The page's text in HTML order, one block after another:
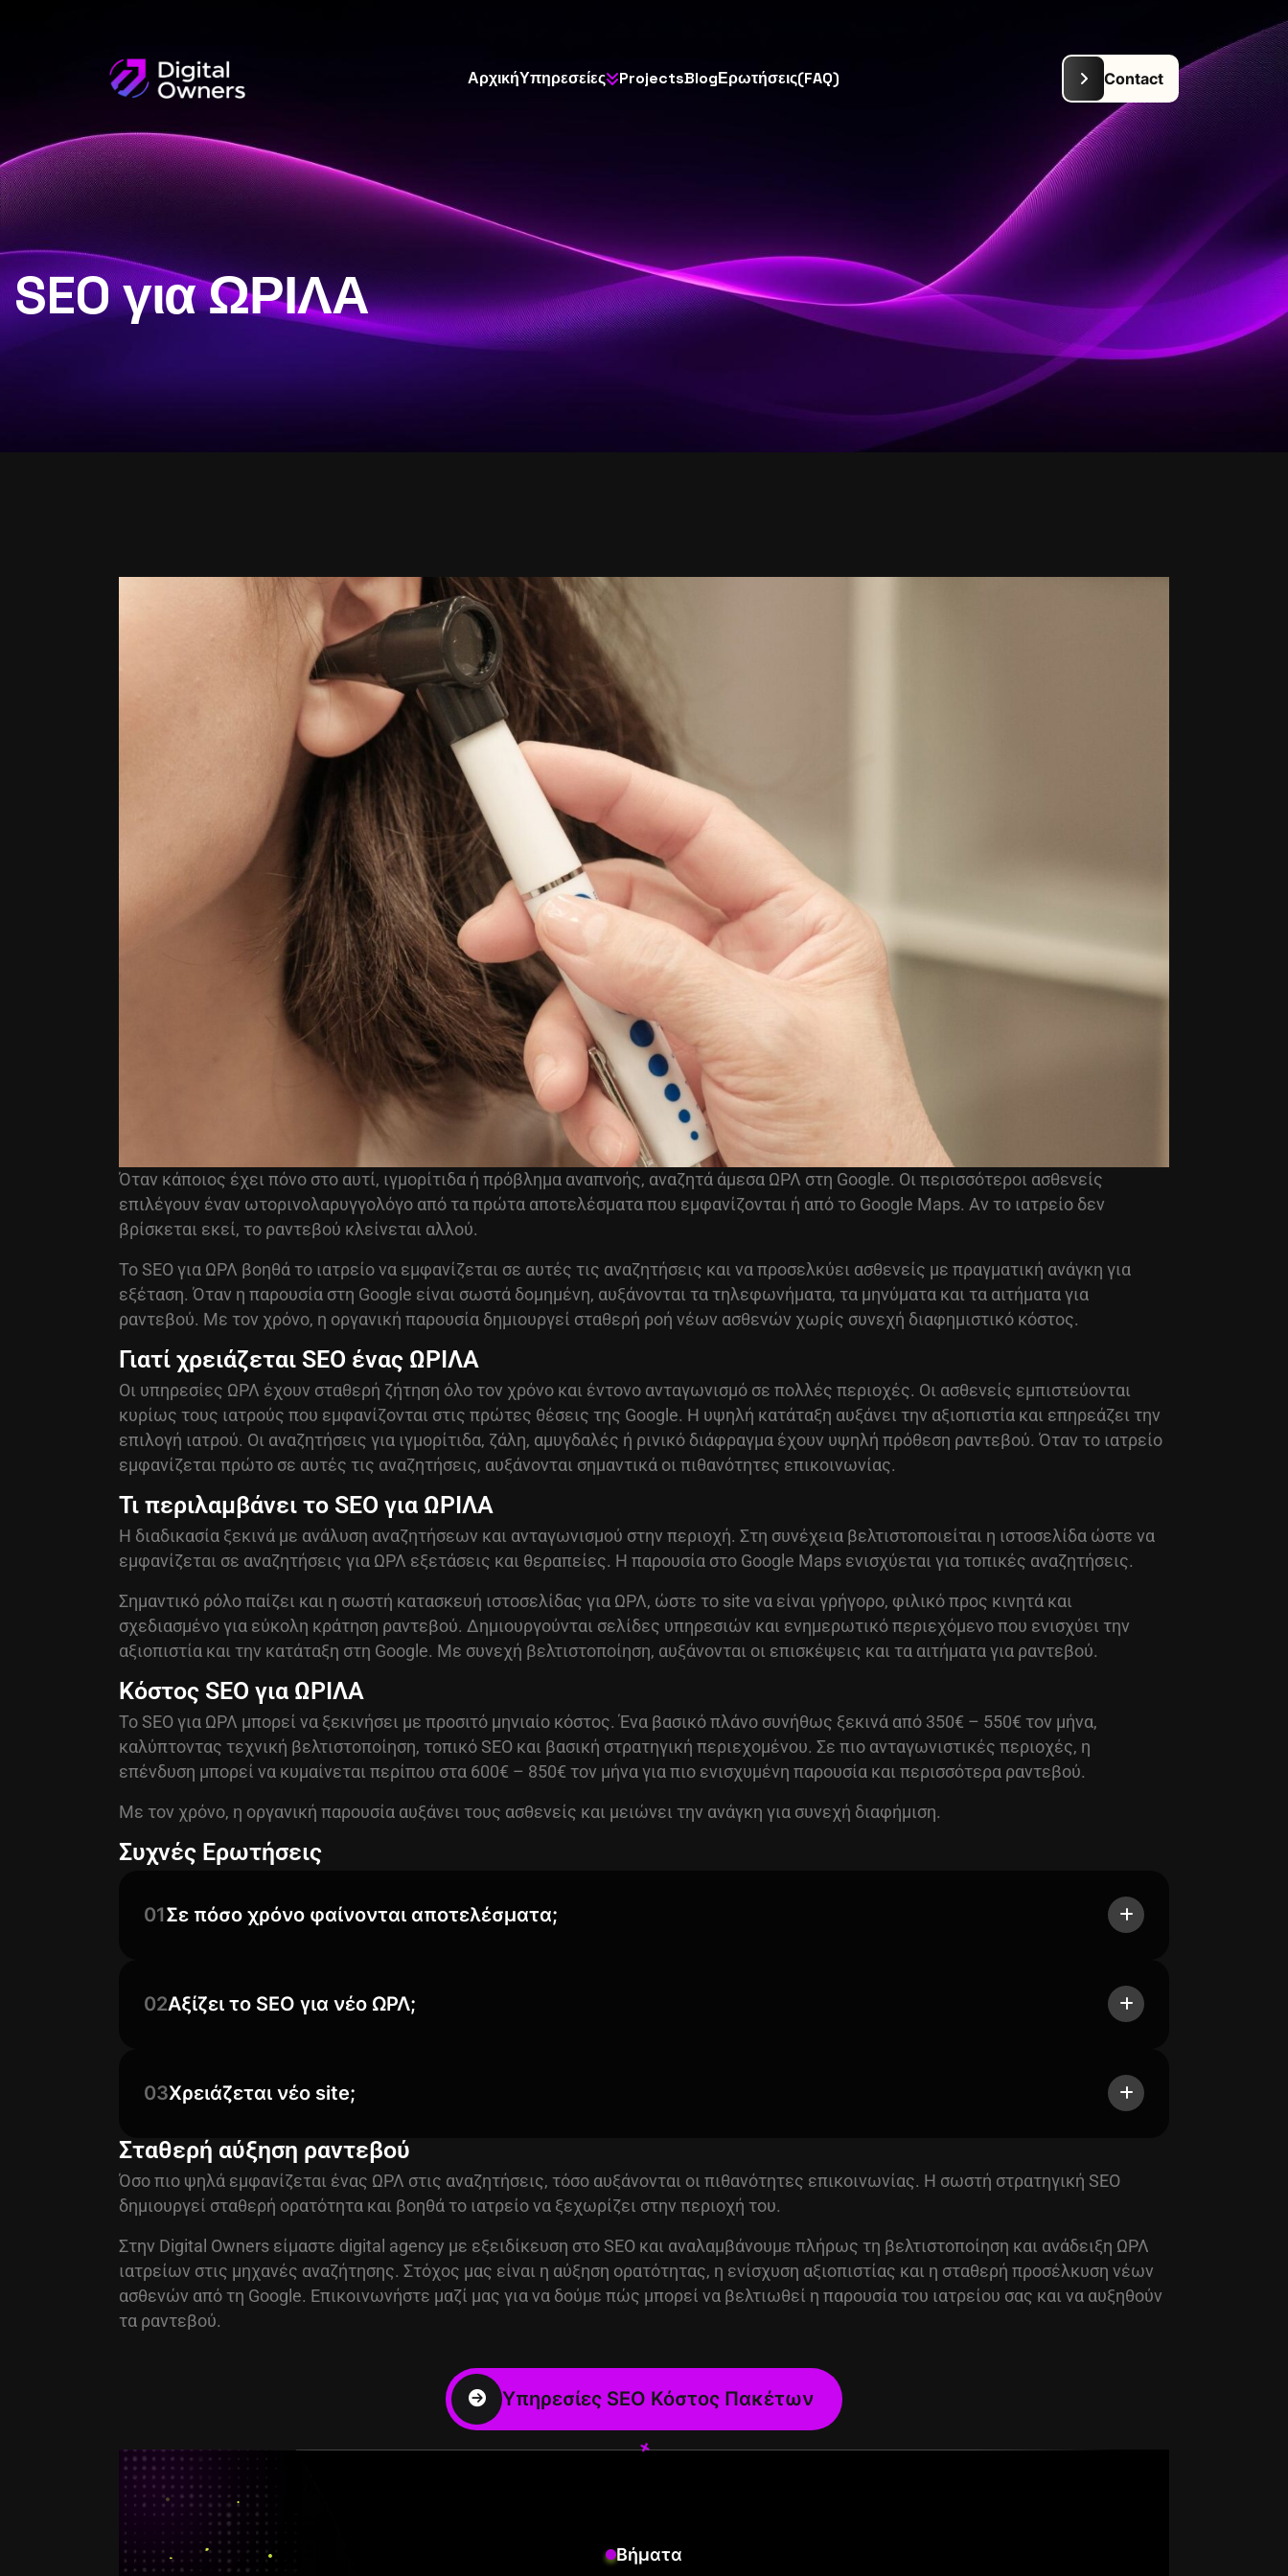
ΑρχικήΥπηρεσείες ProjectsBlogΕρωτήσεις(FAQ)
SEO για ΩΡΙΛΑ
Όταν κάποιος έχει πόνο στο αυτί, ιγμορίτιδα ή πρόβλημα αναπνοής, αναζητά άμεσα ΩΡΛ στη Google. Οι περισσότεροι ασθενείς
επιλέγουν έναν ωτορινολαρυγγολόγο από τα πρώτα αποτελέσματα που εμφανίζονται ή από το Google Maps. Αν το ιατρείο δεν
βρίσκεται εκεί, το ραντεβού κλείνεται αλλού.
Το SEO για ΩΡΛ βοηθά το ιατρείο να εμφανίζεται σε αυτές τις αναζητήσεις και να προσελκύει ασθενείς με πραγματική ανάγκη για
εξέταση. Όταν η παρουσία στη Google είναι σωστά δομημένη, αυξάνονται τα τηλεφωνήματα, τα μηνύματα και τα αιτήματα για
ραντεβού. Με τον χρόνο, η οργανική παρουσία δημιουργεί σταθερή ροή νέων ασθενών χωρίς συνεχή διαφημιστικό κόστος.
Γιατί χρειάζεται SEO ένας ΩΡΙΛΑ
Οι υπηρεσίες ΩΡΛ έχουν σταθερή ζήτηση όλο τον χρόνο και έντονο ανταγωνισμό σε πολλές περιοχές. Οι ασθενείς εμπιστεύονται
κυρίως τους ιατρούς που εμφανίζονται στις πρώτες θέσεις της Google. Η υψηλή κατάταξη αυξάνει την αξιοπιστία και επηρεάζει την
επιλογή ιατρού. Οι αναζητήσεις για ιγμορίτιδα, ζάλη, αμυγδαλές ή ρινικό διάφραγμα έχουν υψηλή πρόθεση ραντεβού. Όταν το ιατρείο
εμφανίζεται πρώτο σε αυτές τις αναζητήσεις, αυξάνονται σημαντικά οι πιθανότητες επικοινωνίας.
Τι περιλαμβάνει το SEO για ΩΡΙΛΑ
Η διαδικασία ξεκινά με ανάλυση αναζητήσεων και ανταγωνισμού στην περιοχή. Στη συνέχεια βελτιστοποιείται η ιστοσελίδα ώστε να
εμφανίζεται σε αναζητήσεις για ΩΡΛ εξετάσεις και θεραπείες. Η παρουσία στο Google Maps ενισχύεται για τοπικές αναζητήσεις.
Σημαντικό ρόλο παίζει και η σωστή κατασκευή ιστοσελίδας για ΩΡΛ, ώστε το site να είναι γρήγορο, φιλικό προς κινητά και
σχεδιασμένο για εύκολη κράτηση ραντεβού. Δημιουργούνται σελίδες υπηρεσιών και ενημερωτικό περιεχόμενο που ενισχύει την
αξιοπιστία και την κατάταξη στη Google. Με συνεχή βελτιστοποίηση, αυξάνονται οι επισκέψεις και τα αιτήματα για ραντεβού.
Κόστος SEO για ΩΡΙΛΑ
Το SEO για ΩΡΛ μπορεί να ξεκινήσει με προσιτό μηνιαίο κόστος. Ένα βασικό πλάνο συνήθως ξεκινά από 350€ – 550€ τον μήνα,
καλύπτοντας τεχνική βελτιστοποίηση, τοπικό SEO και βασική στρατηγική περιεχομένου. Σε πιο ανταγωνιστικές περιοχές, η
επένδυση μπορεί να κυμαίνεται περίπου στα 600€ – 850€ τον μήνα για πιο ενισχυμένη παρουσία και περισσότερα ραντεβού.
Με τον χρόνο, η οργανική παρουσία αυξάνει τους ασθενείς και μειώνει την ανάγκη για συνεχή διαφήμιση.
Συχνές Ερωτήσεις
01Σε πόσο χρόνο φαίνονται αποτελέσματα;
02Αξίζει το SEO για νέο ΩΡΛ;
03Χρειάζεται νέο site;
Σταθερή αύξηση ραντεβού
Όσο πιο ψηλά εμφανίζεται ένας ΩΡΛ στις αναζητήσεις, τόσο αυξάνονται οι πιθανότητες επικοινωνίας. Η σωστή στρατηγική SEO
δημιουργεί σταθερή ορατότητα και βοηθά το ιατρείο να ξεχωρίζει στην περιοχή του.
Στην Digital Owners είμαστε digital agency με εξειδίκευση στοSEO και αναλαμβάνουμε πλήρως τη βελτιστοποίηση και ανάδειξη ΩΡΛ
ιατρείων στις μηχανές αναζήτησης. Στόχος μας είναι η αύξηση ορατότητας, η ενίσχυση αξιοπιστίας και η σταθερή προσέλκυση νέων
ασθενών από τη Google. Επικοινωνήστε μαζί μας για να δούμε πώς μπορεί να βελτιωθεί η παρουσία του ιατρείου σας και να αυξηθούν
τα ραντεβού.
+
+
Βήματα